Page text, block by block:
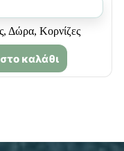
, Δώρα, Κορνίζες
καλάθι